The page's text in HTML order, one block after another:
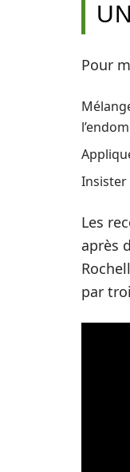
Pour
Insister
Les
après
par